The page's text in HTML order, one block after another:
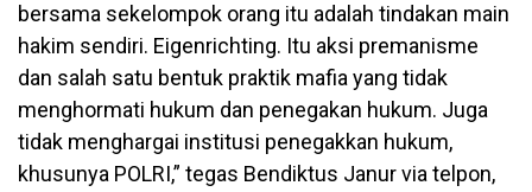
bersama sekelompok orang itu adalah tindakan main
hakim sendiri. Eigenrichting. Itu aksi premanisme
dan salah satu bentuk praktik mafia yang tidak
menghormati hukum dan penegakan hukum. Juga
tidak menghargai institusi penegakkan hukum,
khusunya POLRI,” tegas Bendiktus Janur via telpon,